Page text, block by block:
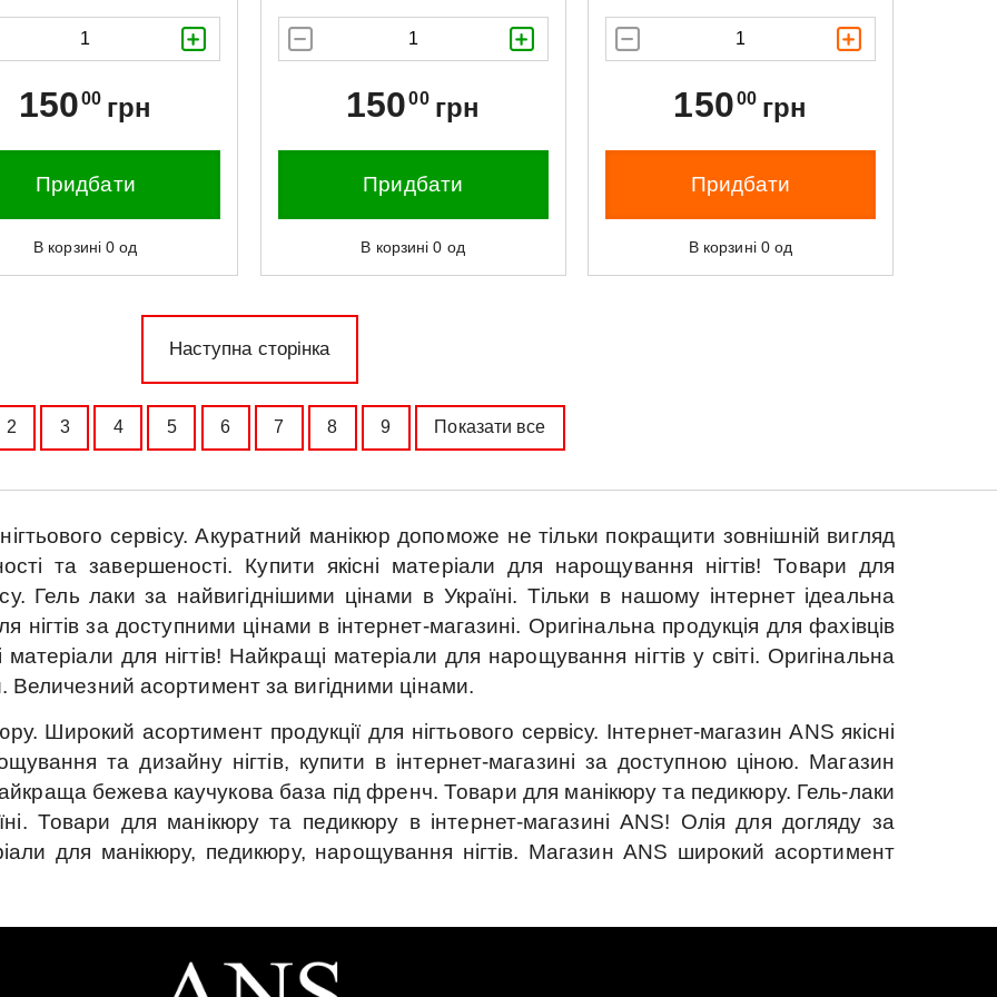
15000 грн
Придбати
В корзині0 од
150 00 грн
Придбати
В корзині0 од
15000 грн
Придбати
В корзині 0 од
Наступна сторінка
2 3 4 5 6 7 8 9 Показати все
сервісу. Акуратний манікюр допоможе не тільки покращити зовнішній вигляд
та завершеності.
Купити якісні матеріали для нарощування нігтів! Товари для
Гель лаки за найвигіднішими цінами в Україні. Тільки в нашому інтернет ідеальна
нігтів за доступними цінами в інтернет-магазині. Оригінальна продукція для фахівців
для нігтів! Найкращі матеріали для нарощування нігтів у світі. Оригінальна
Величезний асортимент за вигідними цінами.
Широкий асортимент продукції для нігтьового сервісу. Інтернет-магазин ANS якісні
та дизайну нігтів, купити в інтернет-магазині за доступною ціною. Магазин
бежева каучукова база під френч. Товари для манікюру та педикюру. Гель-лаки
Товари для манікюру та педикюру в інтернет-магазині ANS! Олія для догляду за
для манікюру, педикюру, нарощування нігтів. Магазин ANS широкий асортимент